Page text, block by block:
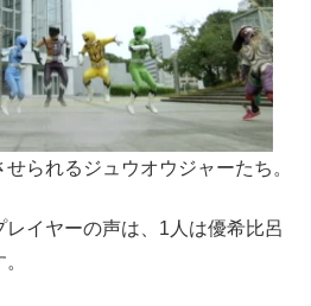
られるジュウオウジャーたち。
イヤーの声は、1人は優希比呂